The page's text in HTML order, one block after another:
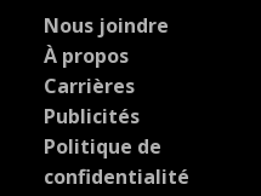
Nous joindre
À propos
Carrières
Publicités
Politique de
confidentialité